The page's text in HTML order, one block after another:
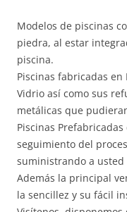
Modelos de piscinas
piedra, al estar
piscina.
Piscinas fabricadas en
Vidrio así como sus
metálicas que
Piscinas
seguimiento del
suministrando a
Además la principal
la sencillez y su fácil